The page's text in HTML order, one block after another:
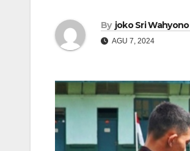
By joko Sri Wahyono
AGU 7, 2024